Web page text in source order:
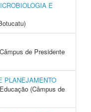
E
de Presidente
PLANEJAMENTO
(Câmpus de